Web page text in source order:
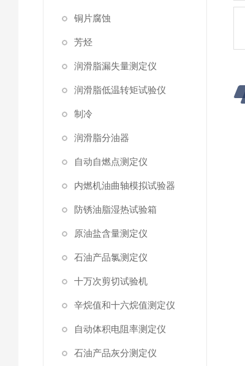
铜片腐蚀
芳烃
润滑脂漏失量测定仪
润滑脂低温转矩试验仪
制冷
润滑脂分油器
自动自燃点测定仪
内燃机油曲轴模拟试验器
防锈油脂湿热试验箱
原油盐含量测定仪
石油产品氯测定仪
十万次剪切试验机
辛烷值和十六烷值测定仪
自动体积电阻率测定仪
石油产品灰分测定仪